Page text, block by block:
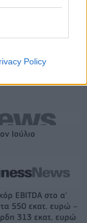
Policy
σερί νίκη για τους
Ιούλιο
EBITDA στο α'
550 εκατ. ευρώ –
313 εκατ. ευρώ